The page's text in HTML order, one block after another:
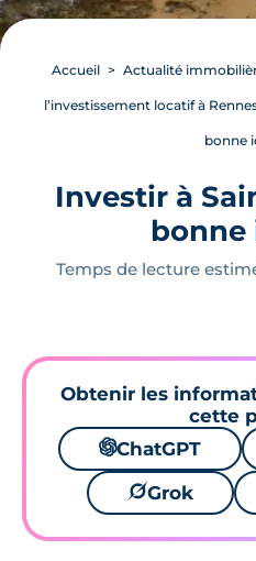
Accueil Actualité
l’investissement locatif à
bonne
Investir à
bonne
Temps de lecture
Obtenir les
cette
🌌ChatGPT
🪐Grok